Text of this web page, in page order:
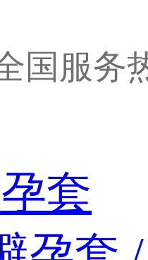
国服务
套